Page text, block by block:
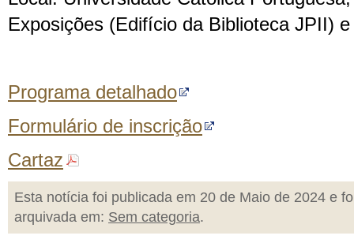
Exposições (Edifício da Biblioteca JPII)
Programa detalhado
Formulário de inscrição
Cartaz
Esta notícia foi publicada em 20 de Maio de 2024 e
arquivada em: Sem categoria.